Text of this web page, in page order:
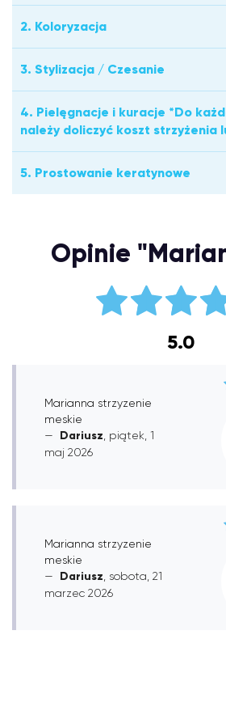
2. Koloryzacja
3. Stylizacja / Czesanie
4. Pielęgnacje i kuracje *Do
należy doliczyć koszt strzyżenia
5. Prostowanie keratynowe
Opinie
5.0
Marianna strzyzenie
meskie
Dariusz , piątek, 1
maj 2026
Marianna strzyzenie
meskie
Dariusz , sobota, 21
marzec 2026